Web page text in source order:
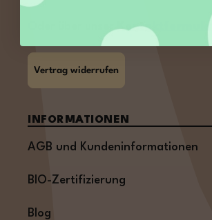
Kontaktformular
Vertrag widerrufen
INFORMATIONEN
AGB und Kundeninformationen
BIO-Zertifizierung
Blog